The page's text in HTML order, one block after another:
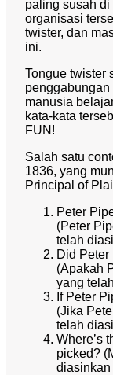
paling susah
organisasi
twister, dan
ini.
Tongue twister
manusia
kata-kata
FUN!
Salah satu
1836, yang
Principal of
Peter
(Peter
telah
Did
(Apakah
yang
If Peter
(Jika
telah
Where’s
picked?
diasinkan